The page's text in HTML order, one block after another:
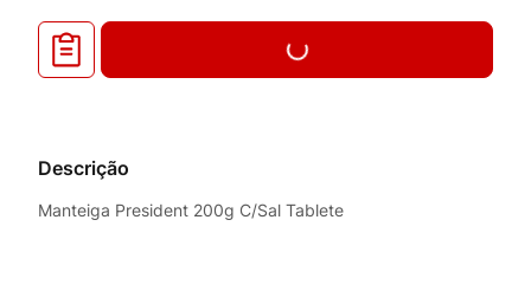
Descrição
Manteiga President 200g C/Sal Tablete